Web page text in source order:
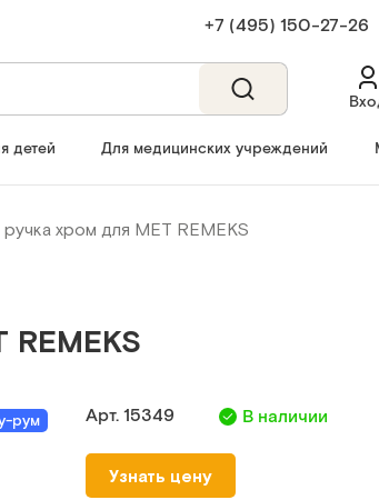
+7 (495) 150‑27‑26
детей Для медицинских учреждений
хром для MET REMEKS
рум Арт.15349 В наличии
Узнать цену